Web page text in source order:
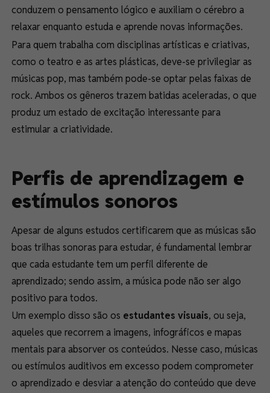
conduzem o pensamento lógico e auxiliam o cérebro a
relaxar enquanto estuda e aprende novas informações.
Para quem trabalha com disciplinas artísticas e criativas,
como o teatro e as artes plásticas, deve-se privilegiar as
músicas pop, mas também pode-se optar pelas faixas de
rock. Ambos os gêneros trazem batidas aceleradas, o que
produz um estado de excitação interessante para
estimular a criatividade.
Perfis de aprendizagem e
estímulos sonoros
Apesar de alguns estudos certificarem que as músicas são
boas trilhas sonoras para estudar, é fundamental lembrar
que cada estudante tem um perfil diferente de
aprendizado; sendo assim, a música pode não ser algo
positivo para todos.
Um exemplo disso são os estudantes visuais, ou seja,
aqueles que recorrem a imagens, infográficos e mapas
mentais para absorver os conteúdos. Nesse caso, músicas
ou estímulos auditivos em excesso podem comprometer
o aprendizado e desviar a atenção do conteúdo que deve